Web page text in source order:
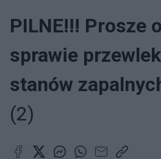
PILNE!!! Prosze
sprawie
stanów
(2)